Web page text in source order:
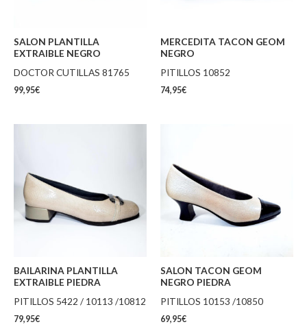
SALON PLANTILLA
EXTRAIBLE NEGRO
DOCTOR CUTILLAS 81765
99,95€
MERCEDITA TACON GEOM
NEGRO
PITILLOS 10852
74,95€
BAILARINA PLANTILLA
EXTRAIBLE PIEDRA
PITILLOS 5422 / 10113 /10812
79,95€
SALON TACON GEOM
NEGRO PIEDRA
PITILLOS 10153 /10850
69,95€